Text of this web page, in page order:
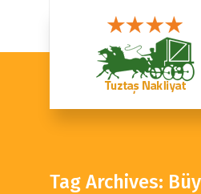
Tag Archives: